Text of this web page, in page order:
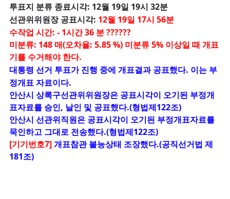
투표지 분류 종료시각: 12월 19일 19시 32분
선관위위원장 공표시각: 12월 19일 17시 56분
수작업 시간: - 1시간 36 분 ??????
미분류: 148 매(오차율: 5.85 %) 미분류 5% 이상일 때 개표
기를 수거해야 한다.
대통령 선거 투표가 진행 중에 개표결과 공표했다. 이는 부
정개표 자료이다.
안산시 상록구선관위위원장은 공표시각이 오기된 부정개
표자료를 승인, 날인 및 공표했다.(형법제122조)
안산시 선관위직원은 공표시각이 오기된 부정개표자료를
묵인하고 그대로 전송했다.(형법제122조)
[기기번호7]개표참관 불능상태 조장했다.(공직선거법 제
181조)